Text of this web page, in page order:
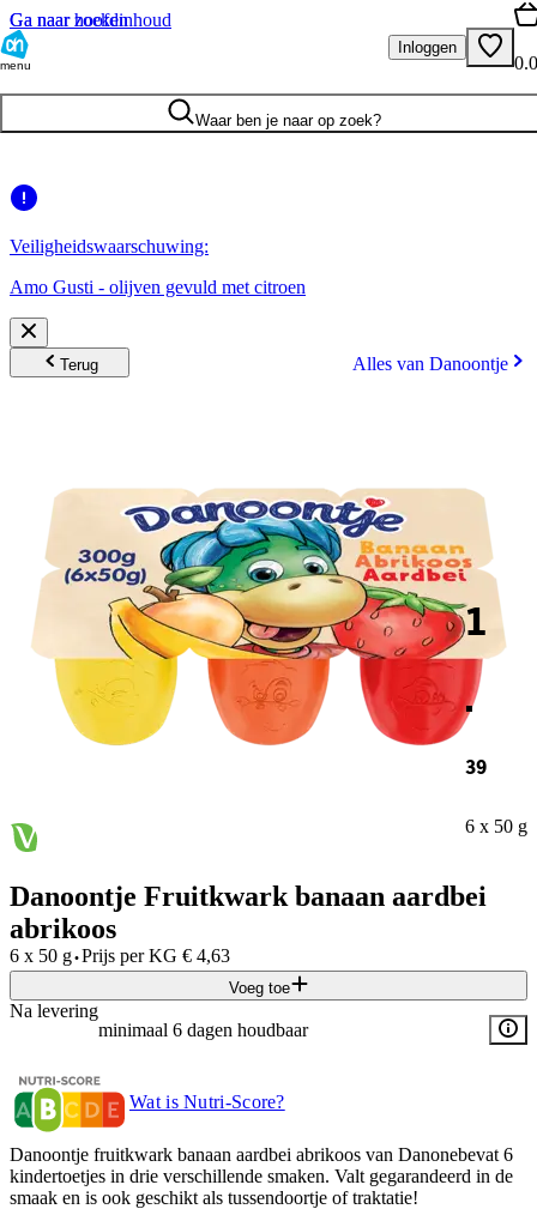
Ga naar hoofdinhoud
Ga naar zoeken
menu
Inloggen
Waar ben je naar op zoek?
Veiligheidswaarschuwing:
Amo Gusti - olijven gevuld met citroen
Terug Alles van Danoontje
1
.
39
6 x 50 g
Danoontje Fruitkwark banaan aardbei
abrikoos
6 x 50 g·Prijs per KG € 4,63
Voeg toe
Na levering
minimaal 6 dagen houdbaar
Wat is Nutri-Score?
Danoontje fruitkwark banaan aardbei abrikoos van Danonebevat 6
kindertoetjes in drie verschillende smaken. Valt gegarandeerd in de
smaak en is ook geschikt als tussendoortje of traktatie!